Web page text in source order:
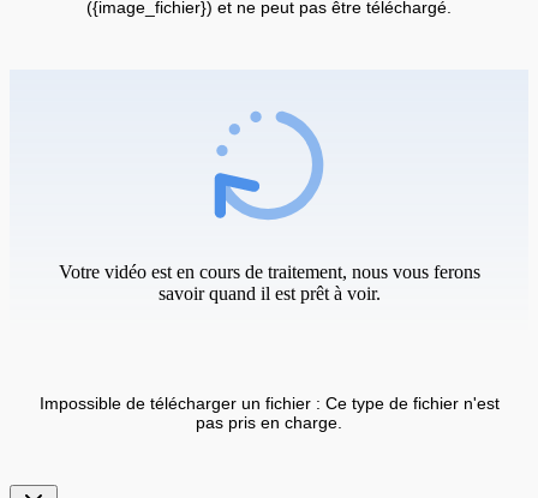
({image_fichier}) et ne peut pas être téléchargé.
Votre vidéo est en cours de traitement, nous vous ferons
savoir quand il est prêt à voir.
Impossible de télécharger un fichier : Ce type de fichier n'est
pas pris en charge.